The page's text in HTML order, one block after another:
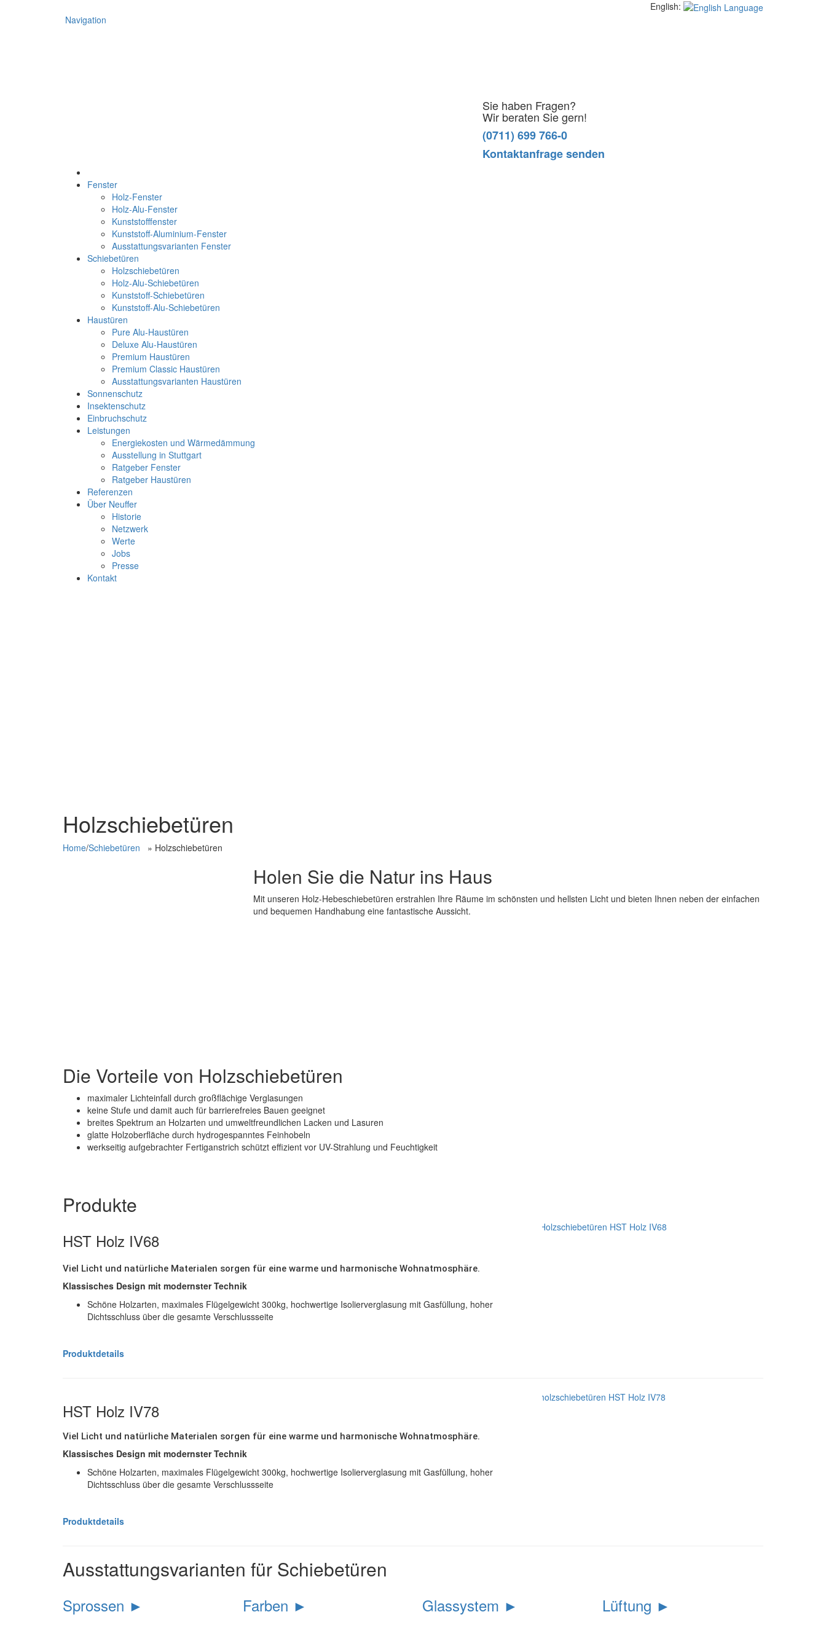
English:
Navigation
Sie haben Fragen?
Wir beraten Sie gern!
(0711) 699 766-0
Kontaktanfrage senden
Fenster
Holz-Fenster
Holz-Alu-Fenster
Kunststofffenster
Kunststoff-Aluminium-Fenster
Ausstattungsvarianten Fenster
Schiebetüren
Holzschiebetüren
Holz-Alu-Schiebetüren
Kunststoff-Schiebetüren
Kunststoff-Alu-Schiebetüren
Haustüren
Pure Alu-Haustüren
Deluxe Alu-Haustüren
Premium Haustüren
Premium Classic Haustüren
Ausstattungsvarianten Haustüren
Sonnenschutz
Insektenschutz
Einbruchschutz
Leistungen
Energiekosten und Wärmedämmung
Ausstellung in Stuttgart
Ratgeber Fenster
Ratgeber Haustüren
Referenzen
Über Neuffer
Historie
Netzwerk
Werte
Jobs
Presse
Kontakt
Holzschiebetüren
Home/Schiebetüren » Holzschiebetüren
Holen Sie die Natur ins Haus
Mit unseren Holz-Hebeschiebetüren erstrahlen Ihre Räume im schönsten und hellsten Licht und bieten Ihnen neben der einfachen
und bequemen Handhabung eine fantastische Aussicht.
Die Vorteile von Holzschiebetüren
maximaler Lichteinfall durch großflächige Verglasungen
keine Stufe und damit auch für barrierefreies Bauen geeignet
breites Spektrum an Holzarten und umweltfreundlichen Lacken und Lasuren
glatte Holzoberfläche durch hydrogespanntes Feinhobeln
werkseitig aufgebrachter Fertiganstrich schützt effizient vor UV-Strahlung und Feuchtigkeit
Produkte
HST Holz IV68
Viel Licht und natürliche Materialen sorgen für eine warme und harmonische Wohnatmosphäre.
Klassisches Design mit modernster Technik
Schöne Holzarten, maximales Flügelgewicht 300kg, hochwertige Isolierverglasung mit Gasfüllung, hoher
Dichtsschluss über die gesamte Verschlussseite
Produktdetails
HST Holz IV78
Viel Licht und natürliche Materialen sorgen für eine warme und harmonische Wohnatmosphäre.
Klassisches Design mit modernster Technik
Schöne Holzarten, maximales Flügelgewicht 300kg, hochwertige Isolierverglasung mit Gasfüllung, hoher
Dichtsschluss über die gesamte Verschlussseite
Produktdetails
Ausstattungsvarianten für Schiebetüren
Sprossen ► Farben ► Glassystem ► Lüftung ►